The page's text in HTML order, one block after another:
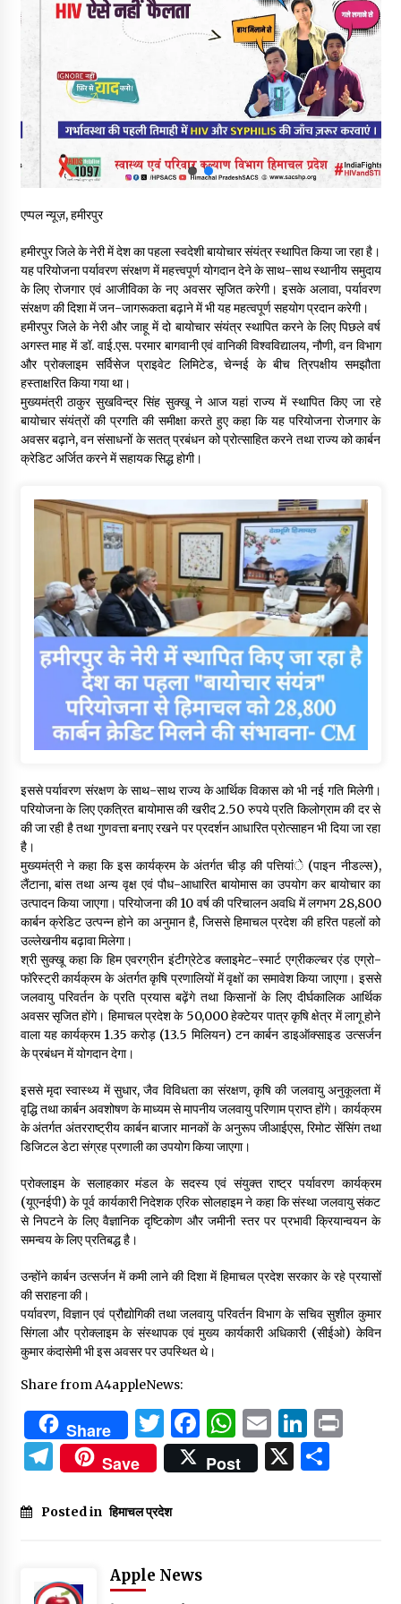
नितिन गडकरी से मिले विक्रमादित्य सिंह, हिमाचल की सड़क परियोजनाओं को
मिली बड़ी सौगात
आपदा के दौरान मीडिया संचार एवं सूचना प्रबंधन पर शिमला में एक दिवसीय
06/08/2026
नेता प्रतिपक्ष जयराम के आरोप निराधार, सबूत हैं तो सार्वजनिक करें: नरेश
बड़ी ख़बर – अनुबंध कर्मचारियों को बैक डेट से नहीं मिलेगा नियमितीकरण,
शिक्षा निदेशालय ने जारी किया स्पष्टीकरण
05/08/2026
देहरा पुलिस की बड़ी कार्रवाई- 90 लाख नकद और 2 करोड़के सोने के
आभूषण बरामद, 7 आरोपी गिरफ्तार
एप्पल न्यूज़, हमीरपुर
हमीरपुर जिले के नेरी में देश का पहला स्वदेशी बायोचार संयंत्र स्थापित किया जा रहा है।
यह परियोजना पर्यावरण संरक्षण में महत्त्वपूर्ण योगदान देने के साथ-साथ स्थानीय समुदाय
के लिए रोजगार एवं आजीविका के नए अवसर सृजित करेगी। इसके अलावा, पर्यावरण
संरक्षण की दिशा में जन-जागरूकता बढ़ाने में भी यह महत्वपूर्ण सहयोग प्रदान करेगी।
हमीरपुर जिले के नेरी और जाहू में दो बायोचार संयंत्र स्थापित करने के लिए पिछले वर्ष
अगस्त माह में डॉ. वाई.एस. परमार बागवानी एवं वानिकी विश्वविद्यालय, नौणी, वन विभाग
और प्रोक्लाइम सर्विसेज प्राइवेट लिमिटेड, चेन्नई के बीच त्रिपक्षीय समझौता
हस्ताक्षरित किया गया था।
मुख्यमंत्री ठाकुर सुखविन्द्र सिंह सुक्खू ने आज यहां राज्य में स्थापित किए जा रहे
बायोचार संयंत्रों की प्रगति की समीक्षा करते हुए कहा कि यह परियोजना रोजगार के
अवसर बढ़ाने, वन संसाधनों के सतत् प्रबंधन को प्रोत्साहित करने तथा राज्य को कार्बन
क्रेडिट अर्जित करने में सहायक सिद्ध होगी।
इससे पर्यावरण संरक्षण के साथ-साथ राज्य के आर्थिक विकास को भी नई गति मिलेगी।
परियोजना के लिए एकत्रित बायोमास की खरीद 2.50 रुपये प्रति किलोग्राम की दर से
की जा रही है तथा गुणवत्ता बनाए रखने पर प्रदर्शन आधारित प्रोत्साहन भी दिया जा रहा
है।
मुख्यमंत्री ने कहा कि इस कार्यक्रम के अंतर्गत चीड़ की पत्तियांे (पाइन नीडल्स),
लैंटाना, बांस तथा अन्य वृक्ष एवं पौध-आधारित बायोमास का उपयोग कर बायोचार का
उत्पादन किया जाएगा। परियोजना की 10 वर्ष की परिचालन अवधि में लगभग 28,800
कार्बन क्रेडिट उत्पन्न होने का अनुमान है, जिससे हिमाचल प्रदेश की हरित पहलों को
उल्लेखनीय बढ़ावा मिलेगा।
श्री सुक्खू कहा कि हिम एवरग्रीन इंटीग्रेटेड क्लाइमेट-स्मार्ट एग्रीकल्चर एंड एग्रो-
फॉरेस्ट्री कार्यक्रम के अंतर्गत कृषि प्रणालियों में वृक्षों का समावेश किया जाएगा। इससे
जलवायु परिवर्तन के प्रति प्रयास बढ़ेंगे तथा किसानों के लिए दीर्घकालिक आर्थिक
अवसर सृजित होंगे। हिमाचल प्रदेश के 50,000 हेक्टेयर पात्र कृषि क्षेत्र में लागू होने
वाला यह कार्यक्रम 1.35 करोड़ (13.5 मिलियन) टन कार्बन डाइऑक्साइड उत्सर्जन
के प्रबंधन में योगदान देगा।
इससे मृदा स्वास्थ्य में सुधार, जैव विविधता का संरक्षण, कृषि की जलवायु अनुकूलता में
वृद्धि तथा कार्बन अवशोषण के माध्यम से मापनीय जलवायु परिणाम प्राप्त होंगे। कार्यक्रम
के अंतर्गत अंतरराष्ट्रीय कार्बन बाजार मानकों के अनुरूप जीआईएस, रिमोट सेंसिंग तथा
डिजिटल डेटा संग्रह प्रणाली का उपयोग किया जाएगा।
प्रोक्लाइम के सलाहकार मंडल के सदस्य एवं संयुक्त राष्ट्र पर्यावरण कार्यक्रम
(यूएनईपी) के पूर्व कार्यकारी निदेशक एरिक सोलहाइम ने कहा कि संस्था जलवायु संकट
से निपटने के लिए वैज्ञानिक दृष्टिकोण और जमीनी स्तर पर प्रभावी क्रियान्वयन के
समन्वय के लिए प्रतिबद्ध है।
उन्होंने कार्बन उत्सर्जन में कमी लाने की दिशा में हिमाचल प्रदेश सरकार के रहे प्रयासों
की सराहना की।
पर्यावरण, विज्ञान एवं प्रौद्योगिकी तथा जलवायु परिवर्तन विभाग के सचिव सुशील कुमार
सिंगला और प्रोक्लाइम के संस्थापक एवं मुख्य कार्यकारी अधिकारी (सीईओ) केविन
कुमार कंदासेमी भी इस अवसर पर उपस्थित थे।
Share from A4appleNews:
Share Twitter
Facebook
WhatsApp
Email
Telegram
Save Post X
Posted in हिमाचल प्रदेश
Apple News